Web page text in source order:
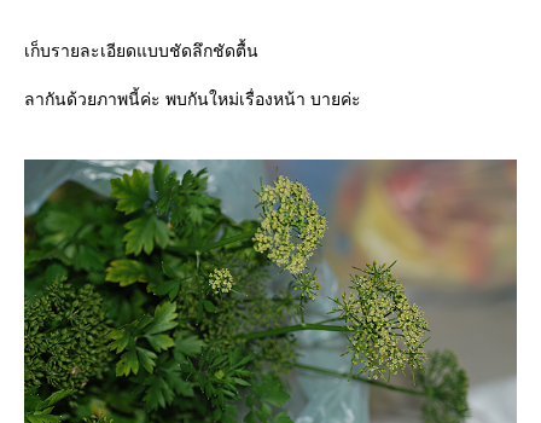
เก็บรายละเอียดแบบชัดลึกชัดตื้น
ลากันด้วยภาพนี้ค่ะ พบกันใหม่เรื่องหน้า บายค่ะ